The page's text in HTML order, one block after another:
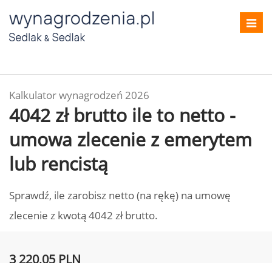
Kalkulator wynagrodzeń 2026
4042 zł brutto ile to netto -
umowa zlecenie z emerytem
lub rencistą
Sprawdź, ile zarobisz netto (na rękę) na umowę
zlecenie z kwotą 4042 zł brutto.
3 220,05 PLN